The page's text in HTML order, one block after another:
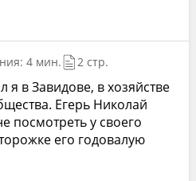
4 мин. 2 стр.
я в Завидове, в хозяйстве
Егерь Николай
посмотреть у своего
его годовалую